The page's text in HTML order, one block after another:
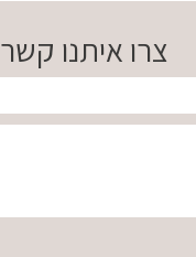
צרו איתנו קשר